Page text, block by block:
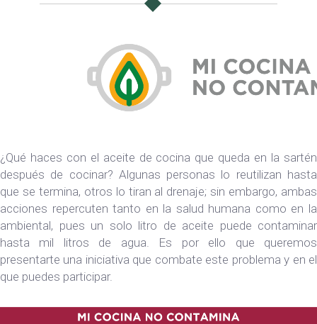
¿Qué haces con el aceite de cocina que queda en la sartén
después de cocinar? Algunas personas lo reutilizan hasta
que se termina, otros lo tiran al drenaje; sin embargo, ambas
acciones repercuten tanto en la salud humana como en la
ambiental, pues un solo litro de aceite puede contaminar
hasta mil litros de agua. Es por ello que queremos
presentarte una iniciativa que combate este problema y en el
que puedes participar.